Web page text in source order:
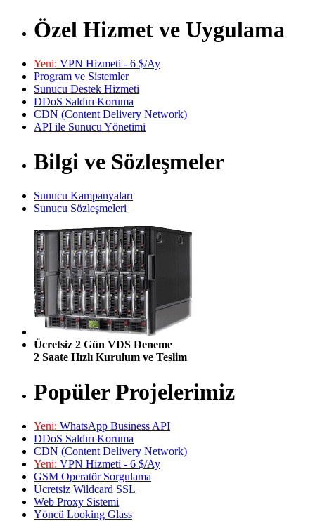
Özel Hizmet ve Uygulama
Yeni: VPN Hizmeti - 6 $/Ay
Program ve Sistemler
Sunucu Destek Hizmeti
DDoS Saldırı Koruma
CDN (Content Delivery Network)
API ile Sunucu Yönetimi
Bilgi ve Sözleşmeler
Sunucu Kampanyaları
Sunucu Sözleşmeleri
Ücretsiz 2 Gün VDS Deneme
2 Saate Hızlı Kurulum ve Teslim
Popüler Projelerimiz
Yeni: WhatsApp Business API
DDoS Saldırı Koruma
CDN (Content Delivery Network)
Yeni: VPN Hizmeti - 6 $/Ay
GSM Operatör Sorgulama
Ücretsiz Wildcard SSL
Web Proxy Sistemi
Yöncü Looking Glass